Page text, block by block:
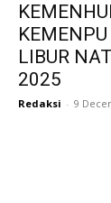
LIBUR
2025
Redaksi - 9